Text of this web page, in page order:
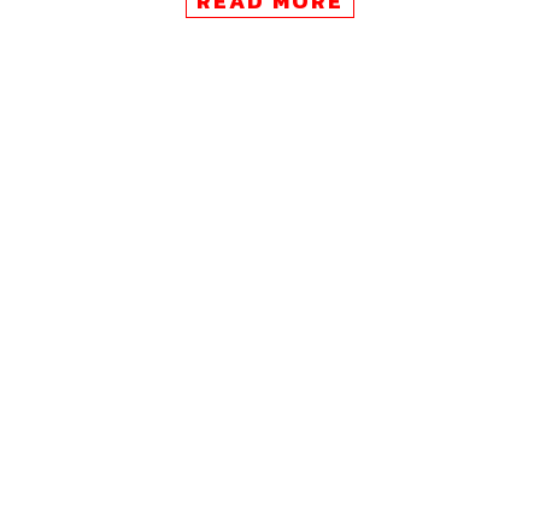
ส่วนพื้นที่พบผู้ป่วยยืนยันโควิด-19 5 อำเภอ แบ่งเป็น อำเภอ